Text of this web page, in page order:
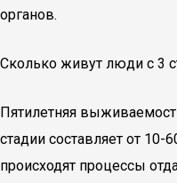
органов.
Сколько живут люди с 3
Пятилетняя
стадии составляет от 10-
происходят процессы